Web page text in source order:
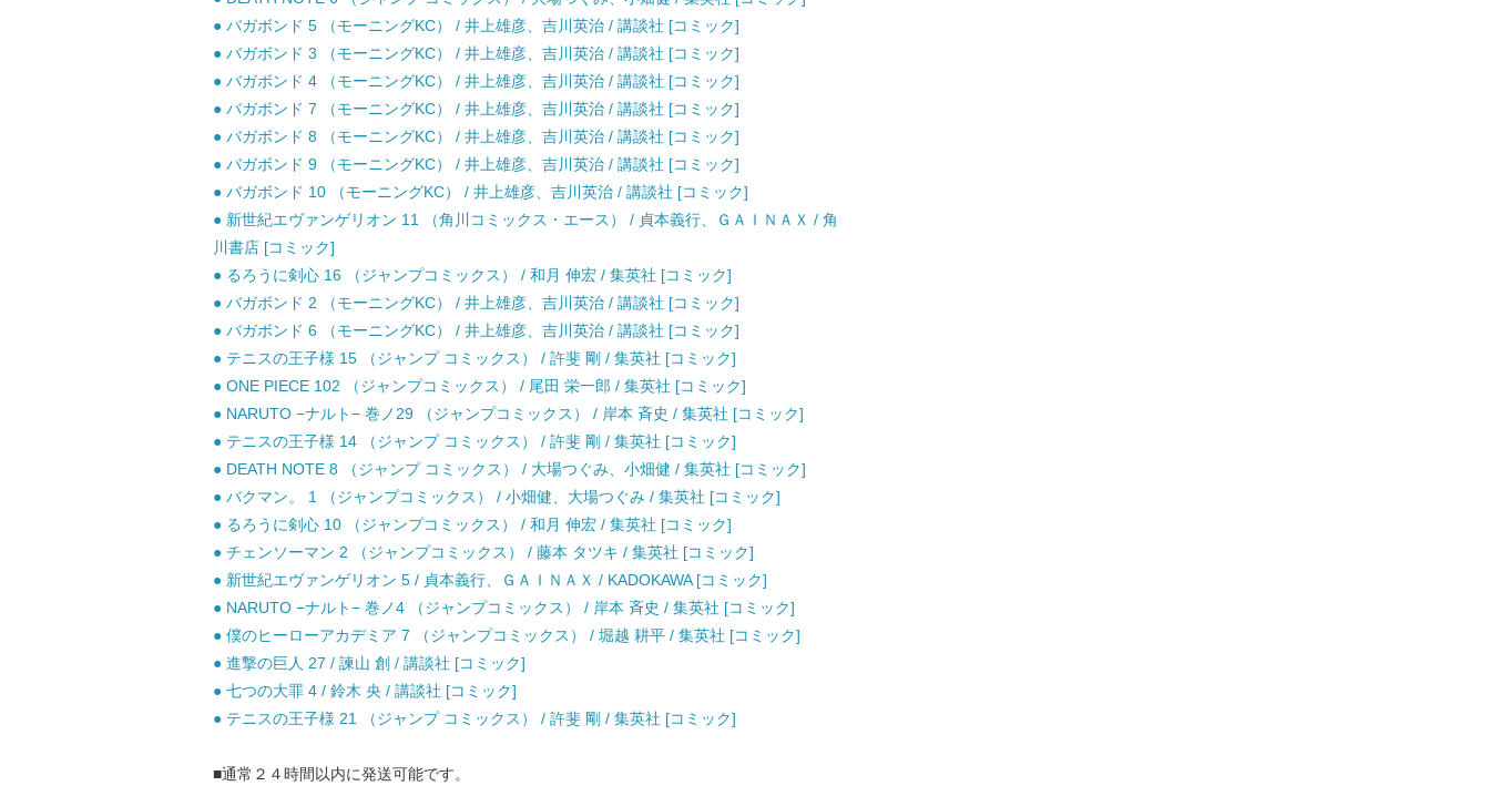
● バガボンド 5 （モーニングKC） / 井上雄彦、吉川英治 / 講談社 [コミック]
● バガボンド 3 （モーニングKC） / 井上雄彦、吉川英治 / 講談社 [コミック]
● バガボンド 4 （モーニングKC） / 井上雄彦、吉川英治 / 講談社 [コミック]
● バガボンド 7 （モーニングKC） / 井上雄彦、吉川英治 / 講談社 [コミック]
● バガボンド 8 （モーニングKC） / 井上雄彦、吉川英治 / 講談社 [コミック]
● バガボンド 9 （モーニングKC） / 井上雄彦、吉川英治 / 講談社 [コミック]
● バガボンド 10 （モーニングKC） / 井上雄彦、吉川英治 / 講談社 [コミック]
● 新世紀エヴァンゲリオン 11 （角川コミックス・エース） / 貞本義行、ＧＡＩＮＡＸ / 角
川書店 [コミック]
● るろうに剣心 16 （ジャンプコミックス） / 和月 伸宏 / 集英社 [コミック]
● バガボンド 2 （モーニングKC） / 井上雄彦、吉川英治 / 講談社 [コミック]
● バガボンド 6 （モーニングKC） / 井上雄彦、吉川英治 / 講談社 [コミック]
● テニスの王子様 15 （ジャンプ コミックス） / 許斐 剛 / 集英社 [コミック]
● ONE PIECE 102 （ジャンプコミックス） / 尾田 栄一郎 / 集英社 [コミック]
● NARUTO −ナルト− 巻ノ29 （ジャンプコミックス） / 岸本 斉史 / 集英社 [コミック]
● テニスの王子様 14 （ジャンプ コミックス） / 許斐 剛 / 集英社 [コミック]
● DEATH NOTE 8 （ジャンプ コミックス） / 大場つぐみ、小畑健 / 集英社 [コミック]
● バクマン。 1 （ジャンプコミックス） / 小畑健、大場つぐみ / 集英社 [コミック]
● るろうに剣心 10 （ジャンプコミックス） / 和月 伸宏 / 集英社 [コミック]
● チェンソーマン 2 （ジャンプコミックス） / 藤本 タツキ / 集英社 [コミック]
● 新世紀エヴァンゲリオン 5 / 貞本義行、ＧＡＩＮＡＸ / KADOKAWA [コミック]
● NARUTO −ナルト− 巻ノ4 （ジャンプコミックス） / 岸本 斉史 / 集英社 [コミック]
● 僕のヒーローアカデミア 7 （ジャンプコミックス） / 堀越 耕平 / 集英社 [コミック]
● 進撃の巨人 27 / 諫山 創 / 講談社 [コミック]
● 七つの大罪 4 / 鈴木 央 / 講談社 [コミック]
● テニスの王子様 21 （ジャンプ コミックス） / 許斐 剛 / 集英社 [コミック]
■通常２４時間以内に発送可能です。